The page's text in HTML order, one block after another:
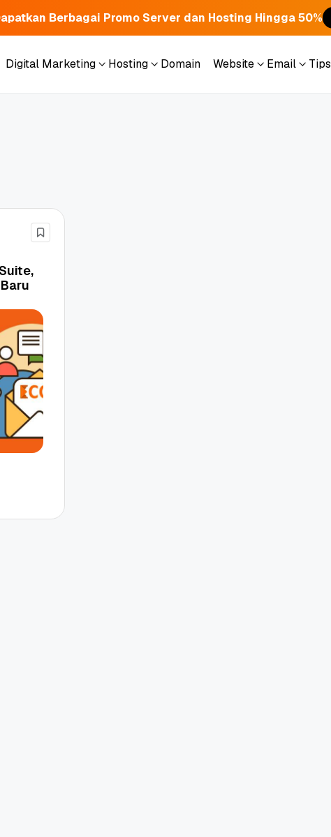
Berbagai Promo Server dan Hosting Hingga 50%
Digital Marketing
Hosting
Domain
Website
Email
Tips